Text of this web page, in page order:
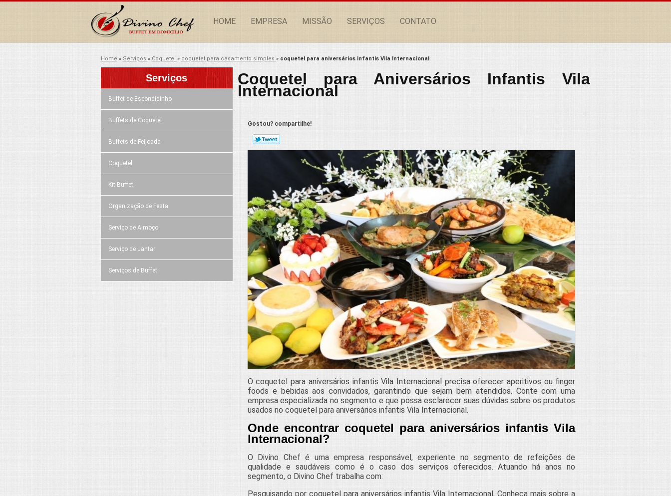
HOME EMPRESA MISSÃO SERVIÇOS CONTATO
Home » Serviços » Coquetel » coquetel para casamento simples » coquetel para aniversários infantis Vila Internacional
Serviços
Buffet de Escondidinho
Buffets de Coquetel
Buffets de Feijoada
Coquetel
Kit Buffet
Organização de Festa
Serviço de Almoço
Serviço de Jantar
Serviços de Buffet
Coquetel para Aniversários Infantis Vila
Internacional
Gostou? compartilhe!
O coquetel para aniversários infantis Vila Internacional precisa oferecer aperitivos ou finger
foods e bebidas aos convidados, garantindo que sejam bem atendidos. Conte com uma
empresa especializada no segmento e que possa esclarecer suas dúvidas sobre os produtos
usados no coquetel para aniversários infantis Vila Internacional.
Onde encontrar coquetel para aniversários infantis Vila
Internacional?
O Divino Chef é uma empresa responsável, experiente no segmento de refeições de
qualidade e saudáveis como é o caso dos serviços oferecidos. Atuando há anos no
segmento, o Divino Chef trabalha com:
Pesquisando por coquetel para aniversários infantis Vila Internacional, Conheça mais sobre a